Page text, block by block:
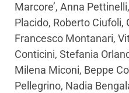
Marcore’, Anna
Placido, Roberto Ciufoli,
Francesco Montanari,
Conticini, Stefania
Milena Miconi, Beppe
Pellegrino, Nadia